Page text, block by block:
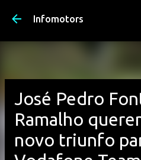
Avançar para o
Infomotors
José Pedro
Ramalho
novo triunfo